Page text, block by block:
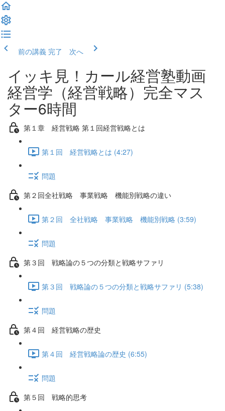
前の講義 完了 次へ
イッキ見！カール経営塾動画
経営学（経営戦略）完全マス
ター6時間
第１章 経営戦略 第１回経営戦略とは
第１回 経営戦略とは (4:27)
問題
第２回全社戦略 事業戦略 機能別戦略の違い
第２回 全社戦略 事業戦略 機能別戦略 (3:59)
問題
第３回 戦略論の５つの分類と戦略サファリ
第３回 戦略論の５つの分類と戦略サファリ (5:38)
問題
第４回 経営戦略の歴史
第４回 経営戦略論の歴史 (6:55)
問題
第５回 戦略的思考